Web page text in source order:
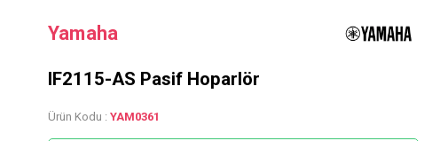
Yamaha
IF2115-AS Pasif Hoparlör
Ürün Kodu : YAM0361